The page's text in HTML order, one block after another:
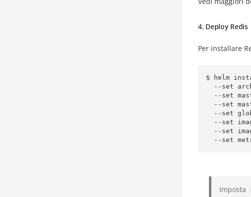
4. Deploy Redis
Per installare
$ helm
--set
Imposta